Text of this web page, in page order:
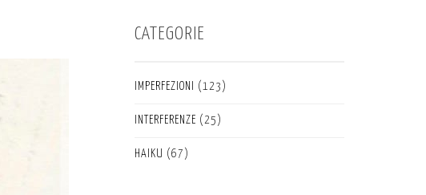
CATEGORIE
IMPERFEZIONI (123)
INTERFERENZE (25)
HAIKU (67)